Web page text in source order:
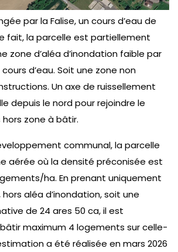
par la Falise, un cours d’eau de
fait, la parcelle est partiellement
zone d’aléa d’inondation faible par
d’eau. Soit une zone non
Un axe de ruissellement
depuis le nord pour rejoindre le
hors zone à bâtir.
communal, la parcelle
aérée où la densité préconisée est
ha. En prenant uniquement
aléa d’inondation, soit une
de 24 ares 50 ca, il est
maximum 4 logements sur celle-
a été réalisée en mars 2026